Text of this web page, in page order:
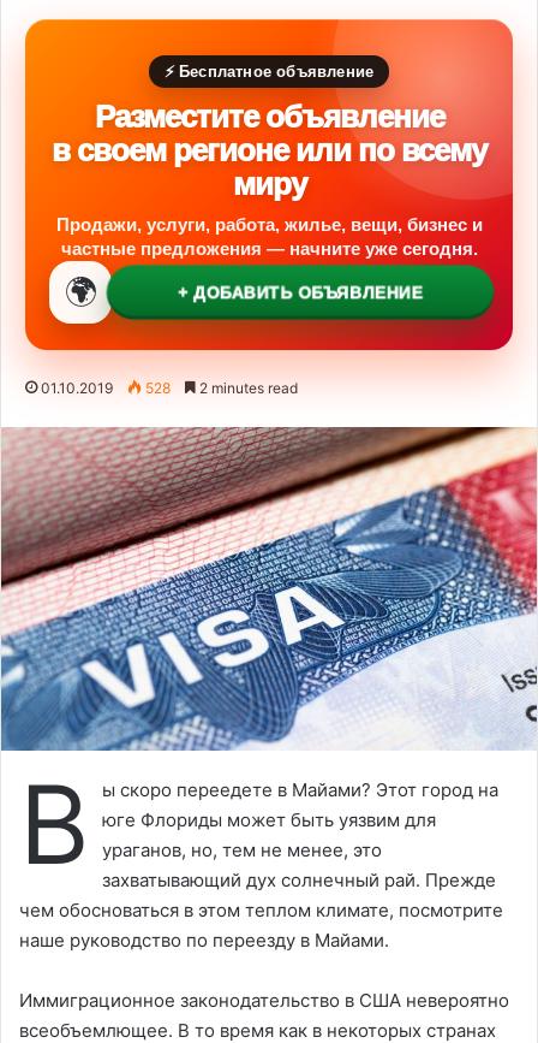
⚡ Бесплатное объявление
Разместите объявление
в своем регионе или по всему
миру
Продажи, услуги, работа, жилье, вещи, бизнес и
частные предложения — начните уже сегодня.
🌍 + ДОБАВИТЬ ОБЪЯВЛЕНИЕ
01.10.2019 528 2 minutes read
В
ы скоро переедете в Майами? Этот город на
юге Флориды может быть уязвим для
ураганов, но, тем не менее, это
захватывающий дух солнечный рай. Прежде
чем обосноваться в этом теплом климате, посмотрите
наше руководство по переезду в Майами.
Иммиграционное законодательство в США невероятно
всеобъемлющее. В то время как в некоторых странах